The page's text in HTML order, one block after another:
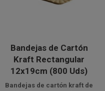
Bandejas de Cartón
Kraft Rectangular
12x19cm (800 Uds)
Bandejas de cartón kraft de